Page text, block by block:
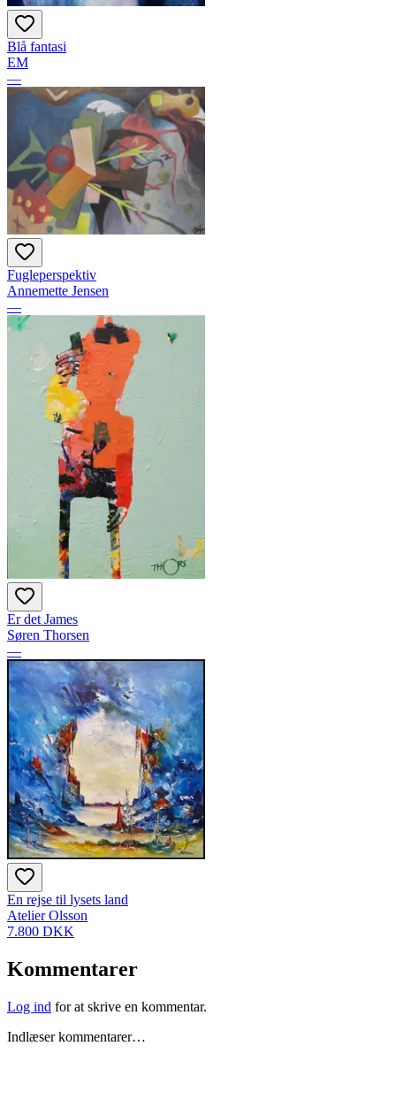
Blå fantasi
EM
—
Fugleperspektiv
Annemette Jensen
—
Er det James
Søren Thorsen
—
En rejse til lysets land
Atelier Olsson
7.800 DKK
Kommentarer
Log ind for at skrive en kommentar.
Indlæser kommentarer…